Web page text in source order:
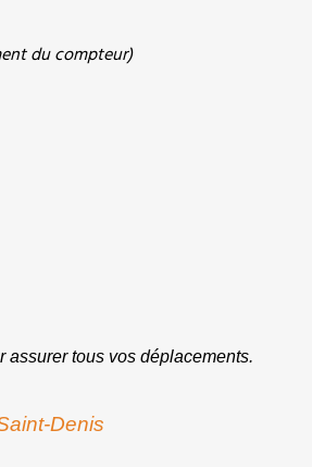
du compteur)
assurer tous vos déplacements.
Denis